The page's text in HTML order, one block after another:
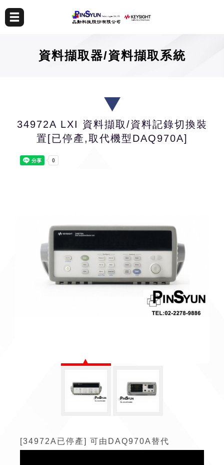
資料擷取器/資料擷取系統
34972A LXI 資料擷取/資料記錄切換裝
置[已停產,取代機型DAQ970A]
[34972A已停產] 可由DAQ970A替代